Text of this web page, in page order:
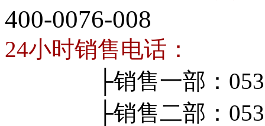
400-0076-008
24小时销售电话：
├销售一部：0536-
├销售二部：0536-